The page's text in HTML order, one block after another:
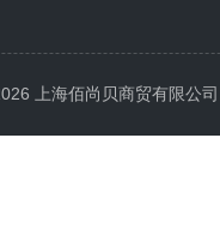
上海佰尚贝商贸有限公